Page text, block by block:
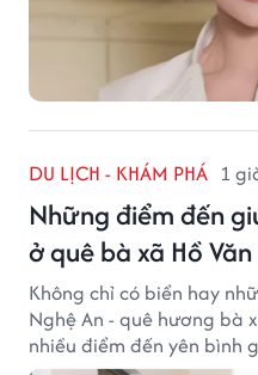
DU LỊCH - KHÁM PHÁ 1
Những điểm đến
ở quê bà xã Hồ
Không chỉ có biển hay
Nghệ An - quê hương bà
nhiều điểm đến yên bình